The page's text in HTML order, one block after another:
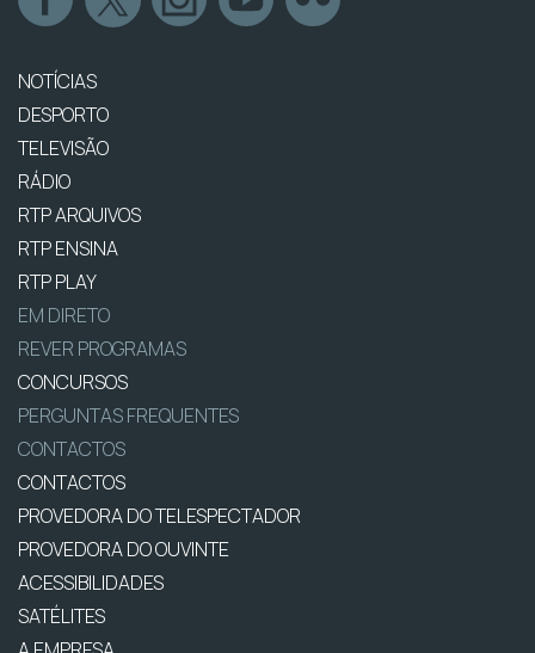
NOTÍCIAS
DESPORTO
TELEVISÃO
RÁDIO
RTP ARQUIVOS
RTP ENSINA
RTP PLAY
EM DIRETO
REVER PROGRAMAS
CONCURSOS
PERGUNTAS FREQUENTES
CONTACTOS
CONTACTOS
PROVEDORA DO TELESPECTADOR
PROVEDORA DO OUVINTE
ACESSIBILIDADES
SATÉLITES